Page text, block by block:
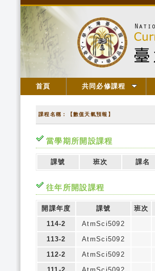
首頁 共同必修課程
課程名稱：【數值天氣預報】
當學期所開設課程
課號 班次 課名
往年所開設課程
開課年度 課號 班次
114-2
AtmSci5092
113-2
AtmSci5092
112-2
AtmSci5092